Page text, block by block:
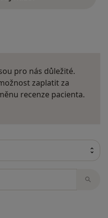
pro nás důležité.
zaplatit za
recenze pacienta.